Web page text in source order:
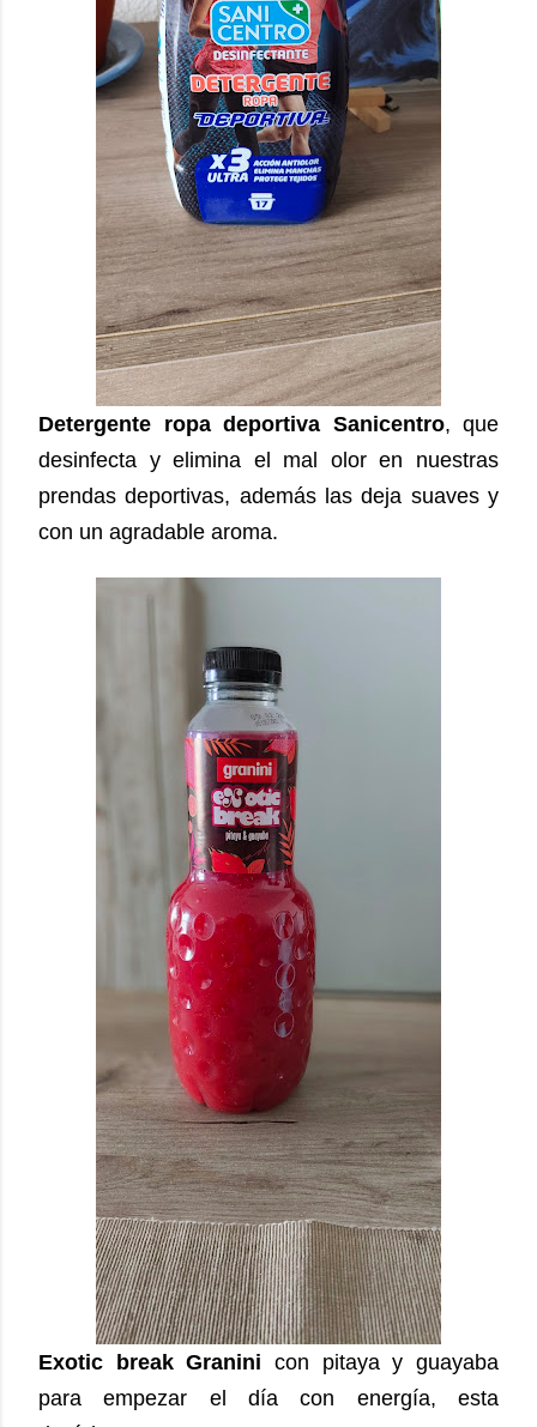
Detergente ropa deportiva Sanicentro, que
desinfecta y elimina el mal olor en nuestras
prendas deportivas, además las deja suaves y
con un agradable aroma.
Exotic break Granini con pitaya y guayaba
para empezar el día con energía, esta